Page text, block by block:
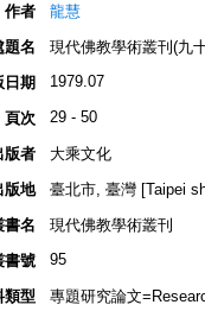
作者
龍慧
題名
現代佛教學術叢刊(九
日期
1979.07
頁次 29 - 50
版者
大乘文化
版地
臺北市, 臺灣 [Taipei
書名
現代佛教學術叢刊
書號
95
類型
專題研究論文